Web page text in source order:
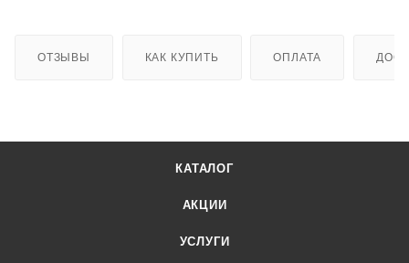
ОТЗЫВЫ КАК КУПИТЬ ОПЛАТА
КАТАЛОГ
АКЦИИ
УСЛУГИ